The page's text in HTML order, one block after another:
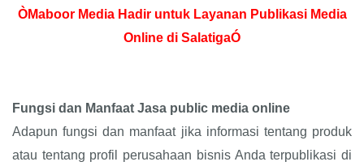
ÒMaboor Media Hadir untuk Layanan Publikasi Media
Online di SalatigaÓ
Fungsi dan Manfaat Jasa public media online
Adapun fungsi dan manfaat jika informasi tentang produk
atau tentang profil perusahaan bisnis Anda terpublikasi di